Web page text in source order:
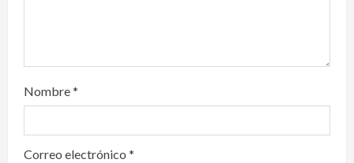
Nombre*
Correo electrónico *